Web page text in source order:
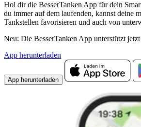
Hol dir die BesserTanken App für dein
du immer auf dem laufenden, kannst deine
Tankstellen favorisieren und auch von
Neu: Die BesserTanken App unterstützt
App herunterladen
App herunterladen